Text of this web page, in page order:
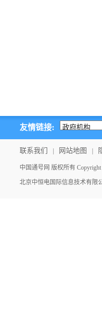
友情链接:
联系我们 网站地图
中国通号网 版权所有
北京中恒电国际信息技术有限